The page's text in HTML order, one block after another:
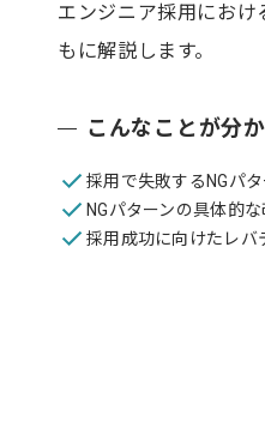
エンジニア採用におけ
もに解説します。
こんなことが分
採用で失敗するNGパ
NGパターンの具体的な
採用成功に向けたレバ